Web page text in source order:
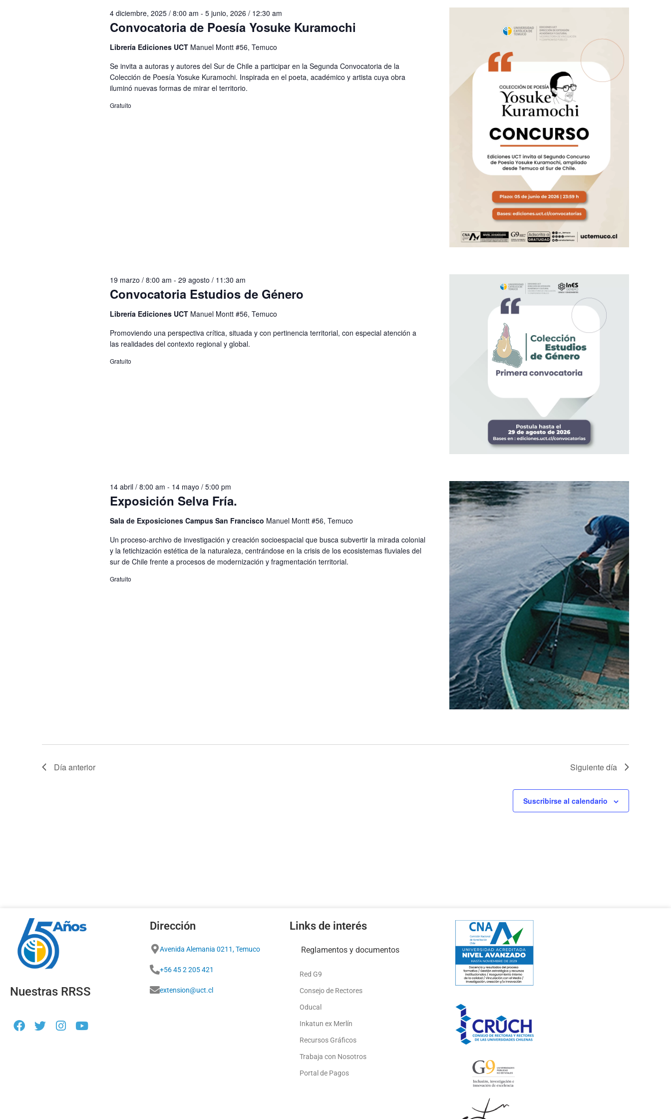
Convocatoria de Poesía Yosuke Kuramochi
4 diciembre, 2025 / 8:00 am - 5 junio, 2026 / 12:30 am
Librería Ediciones UCT Manuel Montt #56, Temuco
Se invita a autoras y autores del Sur de Chile a participar en la Segunda Convocatoria de la
Colección de Poesía Yosuke Kuramochi. Inspirada en el poeta, académico y artista cuya obra
iluminó nuevas formas de mirar el territorio.
Gratuito
Convocatoria Estudios de Género
19 marzo / 8:00 am - 29 agosto / 11:30 am
Librería Ediciones UCT Manuel Montt #56, Temuco
Promoviendo una perspectiva crítica, situada y con pertinencia territorial, con especial atención a
las realidades del contexto regional y global.
Gratuito
Exposición Selva Fría.
14 abril / 8:00 am - 14 mayo / 5:00 pm
Sala de Exposiciones Campus San Francisco Manuel Montt #56, Temuco
Un proceso-archivo de investigación y creación socioespacial que busca subvertir la mirada colonial
y la fetichización estética de la naturaleza, centrándose en la crisis de los ecosistemas fluviales del
sur de Chile frente a procesos de modernización y fragmentación territorial.
Gratuito
Día anterior Siguiente día
Suscribirse al calendario
Nuestras RRSS
Dirección
Avenida Alemania 0211, Temuco
+56 45 2 205 421
extension@uct.cl
Links de interés
Reglamentos y documentos
Red G9
Consejo de Rectores
Oducal
Inkatun ex Merlín
Recursos Gráficos
Trabaja con Nosotros
Portal de Pagos